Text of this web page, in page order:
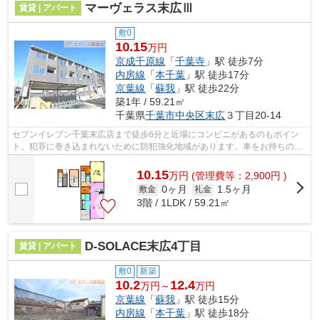
賃貸 | アパート マーヴェラス末広Ⅲ
敷0
10.15万円
京成千原線 「千葉寺 」駅 徒歩7分
内房線 「本千葉 」駅 徒歩17分
京葉線 「蘇我 」駅 徒歩22分
築1年 / 59.21㎡
千葉県千葉市中央区末広３丁目20-14
セブンイレブン千葉末広店まで徒歩6分と近場にコンビニがあるのもポイン
ト。犯罪に巻き込まれないために防犯強化地域があります。車をお持ちの方
にもオススメの、自走式駐車場を利用で...
10.15万円 (管理費等：2,900円 )
敷金 0ヶ月 礼金
1.5ヶ月
3階 / 1LDK / 59.21㎡
賃貸 | アパート D-SOLACE末広4丁目
敷0 新築
10.2万円～ 12.4万円
京葉線 「蘇我 」駅 徒歩15分
内房線 「本千葉 」駅 徒歩18分